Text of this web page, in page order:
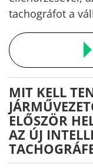
tachográfot a
MIT KELL
ELŐSZÖR
AZ ÚJ